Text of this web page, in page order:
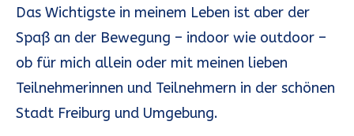
Das Wichtigste in meinem Leben ist aber der
Spaß an der Bewegung – indoor wie outdoor –
ob für mich allein oder mit meinen lieben
Teilnehmerinnen und Teilnehmern in der schönen
Stadt Freiburg und Umgebung.